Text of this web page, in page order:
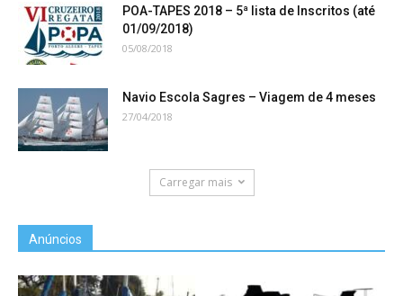
POA-TAPES 2018 – 5ª lista de Inscritos (até
01/09/2018)
05/08/2018
Navio Escola Sagres – Viagem de 4 meses
27/04/2018
Carregar mais
Anúncios